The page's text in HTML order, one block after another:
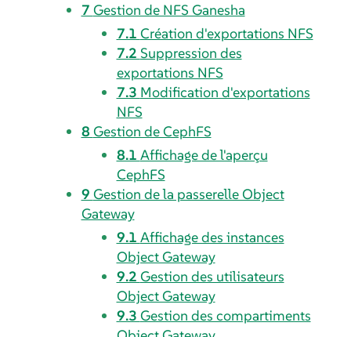
7 Gestion de NFS Ganesha
7.1 Création d'exportations NFS
7.2 Suppression des
exportations NFS
7.3 Modification d'exportations
NFS
8 Gestion de CephFS
8.1 Affichage de l'aperçu
CephFS
9 Gestion de la passerelle Object
Gateway
9.1 Affichage des instances
Object Gateway
9.2 Gestion des utilisateurs
Object Gateway
9.3 Gestion des compartiments